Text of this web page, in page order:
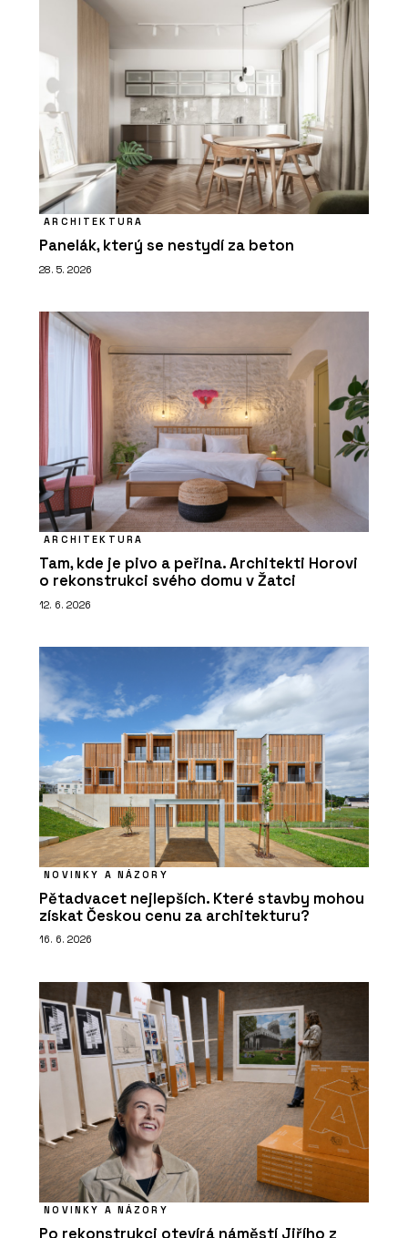
ARCHITEKTURA
Panelák, který se nestydí za beton
28. 5. 2026
ARCHITEKTURA
Tam, kde je pivo a peřina. Architekti Horovi
o rekonstrukci svého domu v Žatci
12. 6. 2026
NOVINKY A NÁZORY
Pětadvacet nejlepších. Které stavby mohou
získat Českou cenu za architekturu?
16. 6. 2026
NOVINKY A NÁZORY
Po rekonstrukci otevírá náměstí Jiřího z